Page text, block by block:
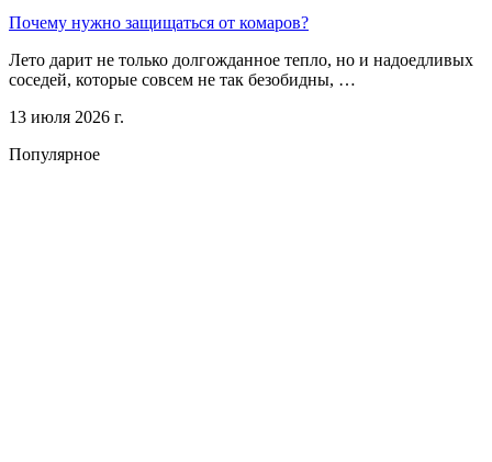
Почему нужно защищаться от комаров?
Лето дарит не только долгожданное тепло, но и надоедливых
соседей, которые совсем не так безобидны, …
13 июля 2026 г.
Популярное